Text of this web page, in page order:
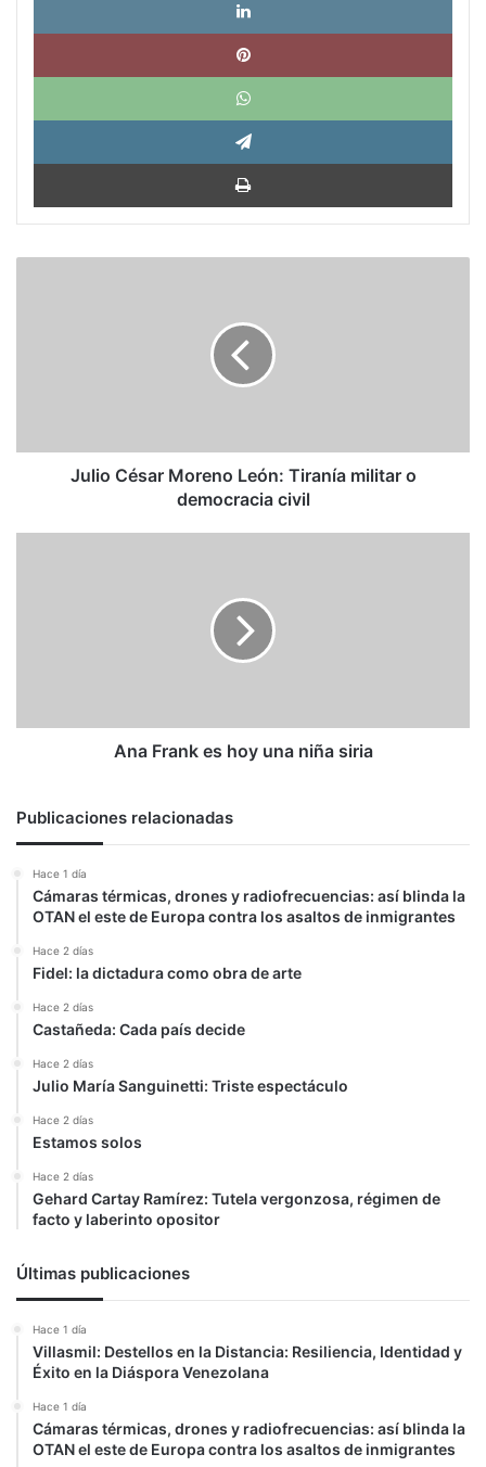
civil
Julio César Moreno León: Tiranía militar o
democracia civil
Ana Frank es hoy una niña siria
Publicaciones relacionadas
Hace 1 día
Cámaras térmicas, drones y radiofrecuencias: así blinda la
OTAN el este de Europa contra los asaltos de inmigrantes
Hace 2 días
Fidel: la dictadura como obra de arte
Hace 2 días
Castañeda: Cada país decide
Hace 2 días
Julio María Sanguinetti: Triste espectáculo
Hace 2 días
Estamos solos
Hace 2 días
Gehard Cartay Ramírez: Tutela vergonzosa, régimen de
facto y laberinto opositor
Últimas publicaciones
Hace 1 día
Villasmil: Destellos en la Distancia: Resiliencia, Identidad y
Éxito en la Diáspora Venezolana
Hace 1 día
Cámaras térmicas, drones y radiofrecuencias: así blinda la
OTAN el este de Europa contra los asaltos de inmigrantes